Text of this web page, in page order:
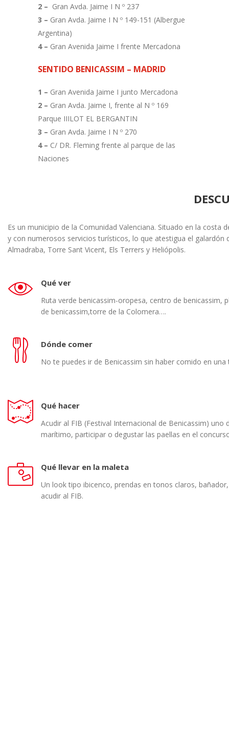
2 – Gran Avda. Jaime I N º 237
3 – Gran Avda. Jaime I N º 149-151 (Albergue
Argentina)
4 – Gran Avenida Jaime I frente Mercadona
SENTIDO BENICASSIM – MADRID
1 – Gran Avenida Jaime I junto Mercadona
2 – Gran Avda. Jaime I, frente al N º 169
Parque IIILOT EL BERGANTIN
3 – Gran Avda. Jaime I N º 270
4 – C/ DR. Fleming frente al parque de las
Naciones
Es un municipio de la Comunidad Valenciana. Situado en la
y con numerosos servicios turísticos, lo que atestigua el galardón
Almadraba, Torre Sant Vicent, Els Terrers y Heliópolis.
Qué ver
Ruta verde benicassim-oropesa, centro de benicassim,
de benicassim,torre de la Colomera….
Dónde comer
No te puedes ir de Benicassim sin haber comido en
Qué hacer
Acudir al FIB (Festival Internacional de Benicassim)
marítimo, participar o degustar las paellas en el
Qué llevar en la maleta
Un look tipo ibicenco, prendas en tonos claros,
acudir al FIB.